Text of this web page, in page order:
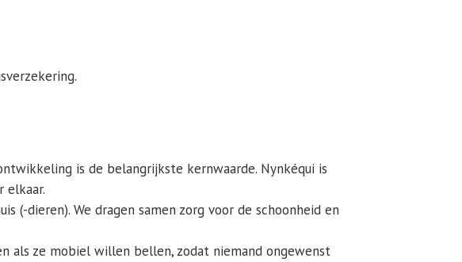
is de belangrijkste kernwaarde. Nynkéqui is
elkaar.
(-dieren). We dragen samen zorg voor de schoonheid en
als ze mobiel willen bellen, zodat niemand ongewenst